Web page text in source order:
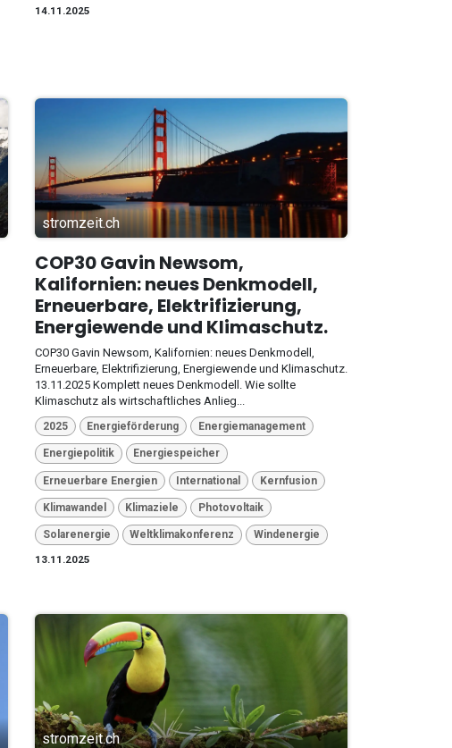
14.11.2025
stromzeit.ch
COP30 Gavin Newsom,
Kalifornien: neues Denkmodell,
Erneuerbare, Elektrifizierung,
Energiewende und Klimaschutz.
COP30 Gavin Newsom, Kalifornien: neues Denkmodell,
Erneuerbare, Elektrifizierung, Energiewende und Klimaschutz.
13.11.2025 Komplett neues Denkmodell. Wie sollte
Klimaschutz als wirtschaftliches Anlieg...
2025 Energieförderung Energiemanagement
Energiepolitik Energiespeicher
Erneuerbare Energien International Kernfusion
Klimawandel Klimaziele Photovoltaik
Solarenergie Weltklimakonferenz
Windenergie
13.11.2025
stromzeit.ch